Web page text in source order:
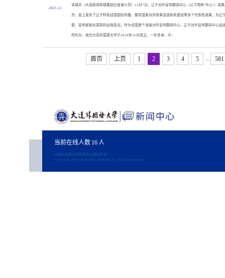
2025.12
本报讯（大连新闻传媒集团记者谢小芳）12月7日，辽宁对外宣传翻译中心（以下简称“中心”）成
开。会上发布了辽宁特色话语国际传播、服务国家对外叙事话语体系建设等多个代表性成果，为辽
委、宣传部部长郭铁钧出席会议。作为全国首个省级对外宣传翻译中心，辽宁对外宣传翻译中心由
府外办，依托大连外国语大学于2024年10月成立。一年多来，中...
首页 上页 1 2 3 4 5 ... 581
当前在线人数 16 人
大连外国语大学新闻中心版权所有
Copyright 2001-2020 news.dlufl.edu.cn. All rights reserved.